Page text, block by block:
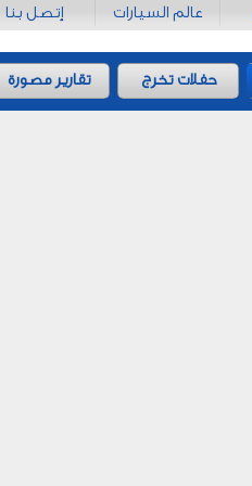
عالم السيارات إتصل بنا
حفلات تخرج تقارير مصورة